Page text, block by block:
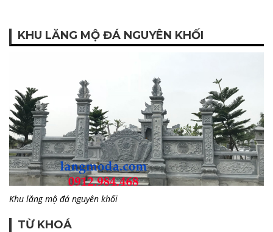
KHU LĂNG MỘ ĐÁ NGUYÊN KHỐI
Khu lăng mộ đá nguyên khối
TỪ KHOÁ